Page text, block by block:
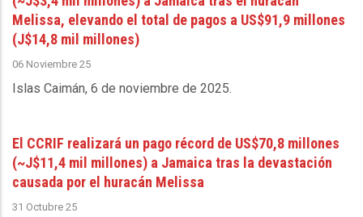
Melissa, elevando el total de pagos a US$91,9 millones
(J$14,8 mil millones)
06 Noviembre 25
Islas Caimán, 6 de noviembre de 2025.
El CCRIF realizará un pago récord de US$70,8 millones
(~J$11,4 mil millones) a Jamaica tras la devastación
causada por el huracán Melissa
31 Octubre 25